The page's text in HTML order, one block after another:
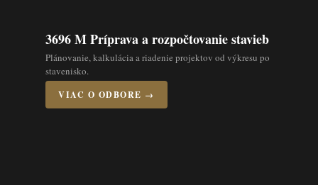
3696 M Príprava a rozpočtovanie stavieb
Plánovanie, kalkulácia a riadenie projektov od výkresu po
stavenisko.
VIAC O ODBORE →